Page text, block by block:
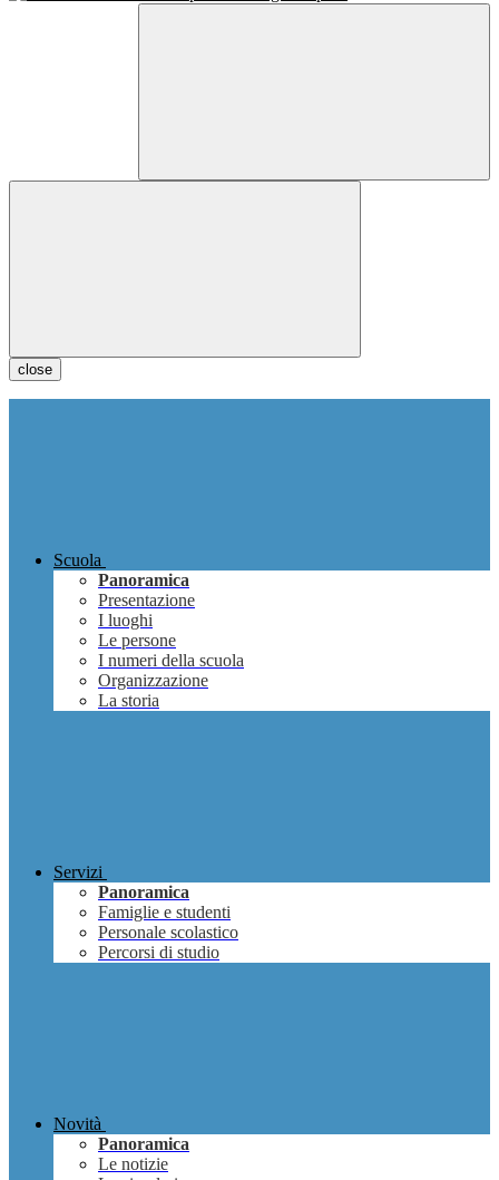
close
Scuola
Panoramica
Presentazione
I luoghi
Le persone
I numeri della scuola
Organizzazione
La storia
Servizi
Panoramica
Famiglie e studenti
Personale scolastico
Percorsi di studio
Novità
Panoramica
Le notizie